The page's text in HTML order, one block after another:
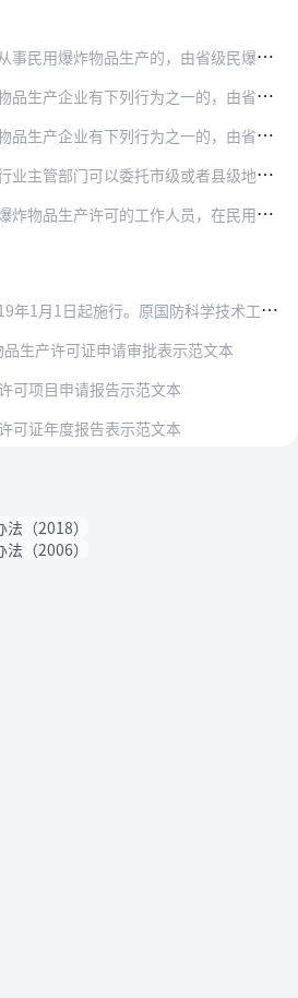
由省级民爆行业主管部门责令停止非法生产活动，处10万元以上50万元以下的罚款，并没收非法生产的民用爆炸物品及其违法所得。
的，由省级民爆行业主管部门责令限期改正，处10万元以上50万元以下的罚款；逾期不改正的，责令停产整顿；情节严重的，由省级民爆行…
列行为之一的，由省级民爆行业主管部门责令限期改正；逾期不改正的，处3万元以下的罚款：
以委托市级或者县级地方人民政府民用爆炸物品行业主管部门实施本办法规定的行政处罚。
在民用爆炸物品生产许可受理、审查、审批和监督管理工作中，有弄虚作假、徇私舞弊以及受贿、渎职等行为的，依法给予处分；构成犯罪的…
技术工业委员会2006年8月31日公布的《民用爆炸物品生产许可实施办法》（原国防科学技术工业委员会令第16号）同时废…
品生产许可证申请审批表示范文本
可项目申请报告示范文本
可证年度报告表示范文本
（2018）
（2006）